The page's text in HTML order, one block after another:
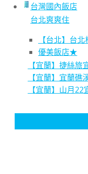
台灣國內飯店
台北爽爽住
【台北】台
優美飯店★
【宜蘭】捷絲旅
【宜蘭】宜蘭
【宜蘭】山月